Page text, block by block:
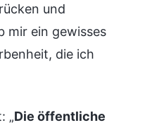
und
mir ein gewisses
die ich
„Die öffentliche